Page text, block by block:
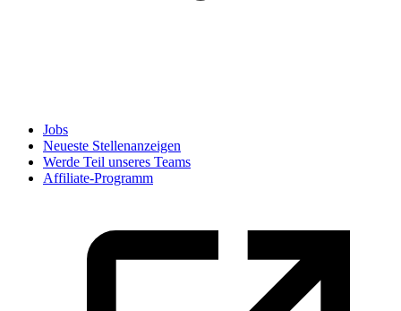
Jobs
Neueste Stellenanzeigen
Werde Teil unseres Teams
Affiliate-Programm